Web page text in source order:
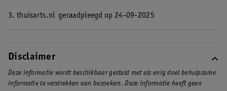
3. thuisarts.nl geraadpleegd op 24-09-2025
Disclaimer
Deze informatie wordt beschikbaar gesteld met als enig doel behulpzame
informatie te verstrekken aan bezoekers. Deze informatie heeft geen